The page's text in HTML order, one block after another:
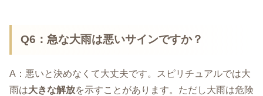
Q6：急な大雨は悪いサインですか？
A：悪いと決めなくて大丈夫です。スピリチュアルでは大
雨は大きな解放を示すことがあります。ただし大雨は危険